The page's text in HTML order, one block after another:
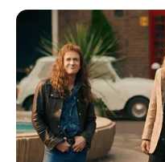
szovjet turnéról
egy kiscsaj és
azon a képen, ami a
egyébként szeretne a
Azt hittem, rosszul
jelenetet. Vagyis akkor